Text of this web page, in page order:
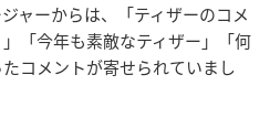
ャーからは、「ティザーのコメ
「今年も素敵なティザー」「何
コメントが寄せられていまし